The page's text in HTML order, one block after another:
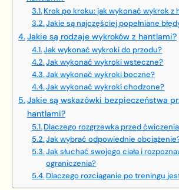
Krok po kroku: jak wykonać wykrok z
Jakie są najczęściej popełniane
Jakie są rodzaje wykroków z hantlami?
Jak wykonać wykroki do przodu?
Jak wykonać wykroki wsteczne?
Jak wykonać wykroki boczne?
Jak wykonać wykroki chodzone?
Jakie są wskazówki bezpieczeństwa
hantlami?
Dlaczego rozgrzewka przed
Jak wybrać odpowiednie
Jak słuchać swojego ciała i
ograniczenia?
Dlaczego rozciąganie po treningu